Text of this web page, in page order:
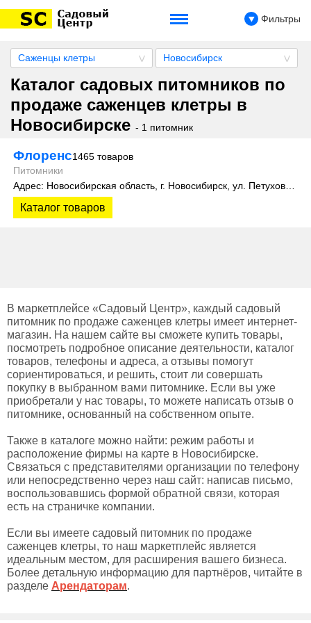
Фильтры
Саженцы клетры Новосибирск
Каталог садовых питомников по
продаже саженцев клетры в
Новосибирске - 1 питомник
Флоренс1465 товаров
Питомники
Каталог товаров
В маркетплейсе «Садовый Центр», каждый садовый
питомник по продаже саженцев клетры имеет интернет-
магазин. На нашем сайте вы сможете купить товары,
посмотреть подробное описание деятельности, каталог
товаров, телефоны и адреса, а отзывы помогут
сориентироваться, и решить, стоит ли совершать
покупку в выбранном вами питомнике. Если вы уже
приобретали у нас товары, то можете написать отзыв о
питомнике, основанный на собственном опыте.
Также в каталоге можно найти: режим работы и
расположение фирмы на карте в Новосибирске.
Связаться с представителями организации по телефону
или непосредственно через наш сайт: написав письмо,
воспользовавшись формой обратной связи, которая
есть на страничке компании.
Если вы имеете садовый питомник по продаже
саженцев клетры, то наш маркетплейс является
идеальным местом, для расширения вашего бизнеса.
Более детальную информацию для партнёров, читайте в
разделе Арендаторам.